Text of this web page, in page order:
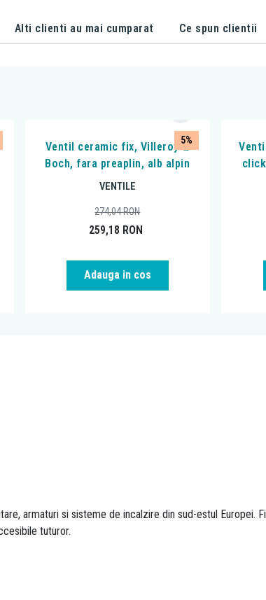
Alti clienti au mai cumparat Ce spun clientii
5%
Ventil ceramic fix, Villeroy &
Boch, fara preaplin, alb alpin
VENTILE
259,18 RON
274,04RON
Adauga in cos
armaturi si sisteme de incalzire din sud-estul Europei.
tuturor.